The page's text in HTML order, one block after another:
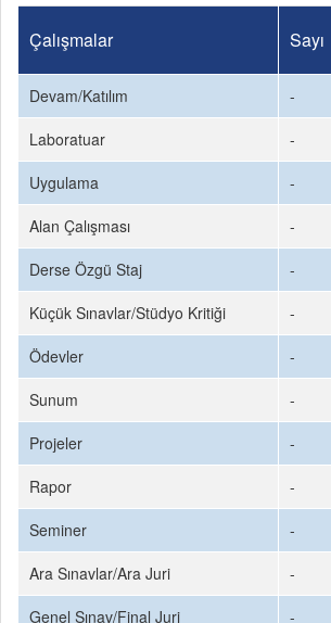
Çalışmalar Sayı
Devam/Katılım -
Laboratuar
-
Uygulama
-
Alan Çalışması
-
Derse Özgü Staj
-
Küçük Sınavlar/Stüdyo Kritiği
-
Ödevler
-
Sunum
-
Projeler
-
Rapor
-
Seminer
-
Ara Sınavlar/Ara Juri
-
Genel Sınav/Final Juri
-